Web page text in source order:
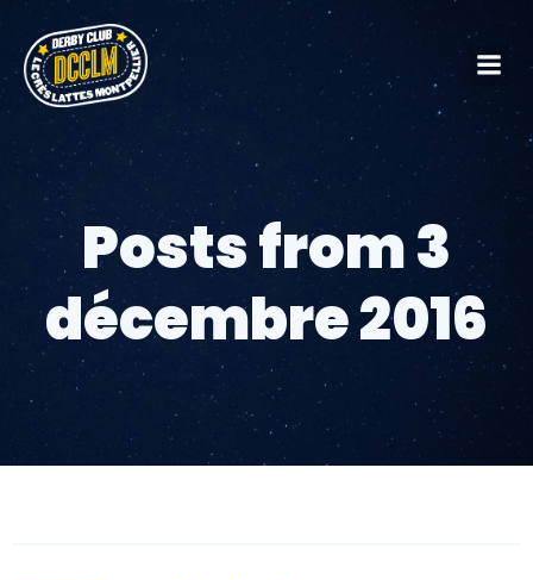
Posts from 3
décembre 2016